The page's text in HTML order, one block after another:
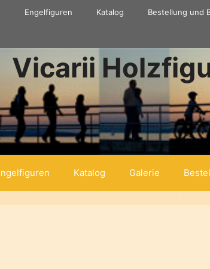
Engelfiguren Katalog Bestellung und
Vicarii
Katalog Galerie